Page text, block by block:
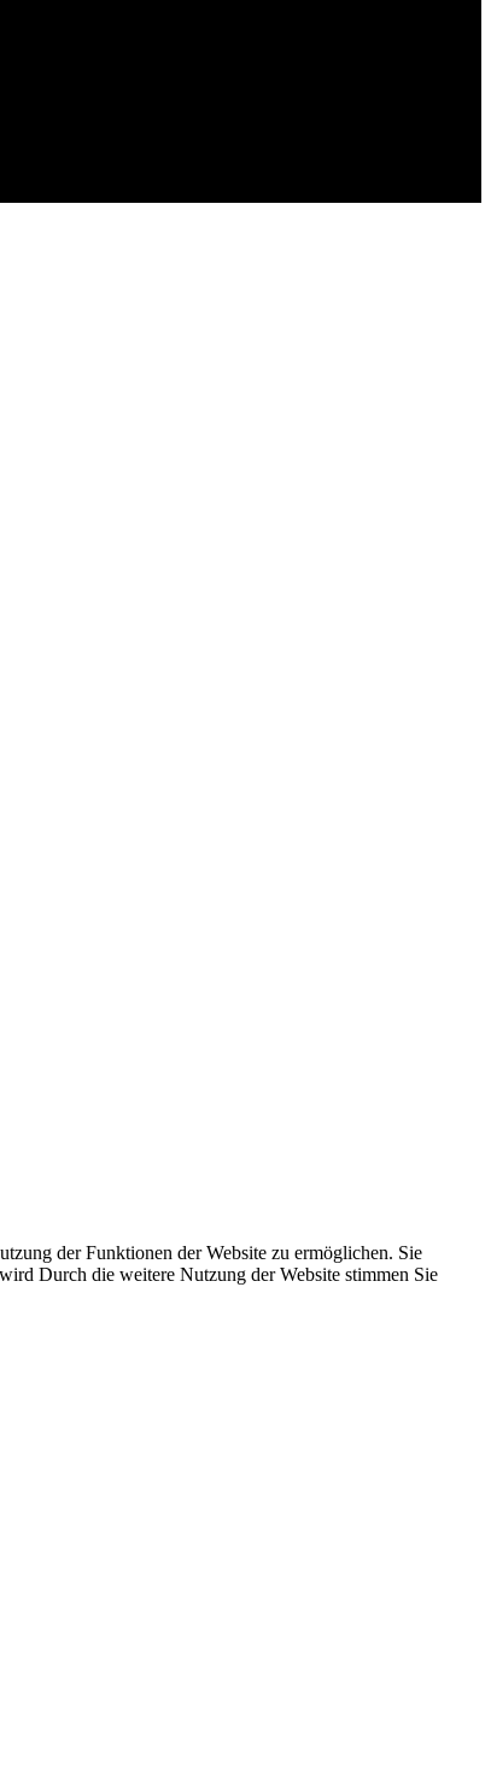
der Funktionen der Website zu ermöglichen. Sie
Durch die weitere Nutzung der Website stimmen Sie